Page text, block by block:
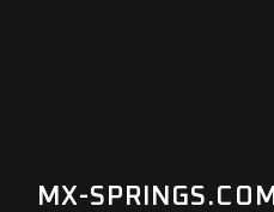
MX-SPRINGS.COM